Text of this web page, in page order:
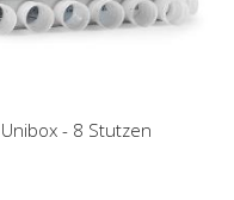
Unibox - 8 Stutzen